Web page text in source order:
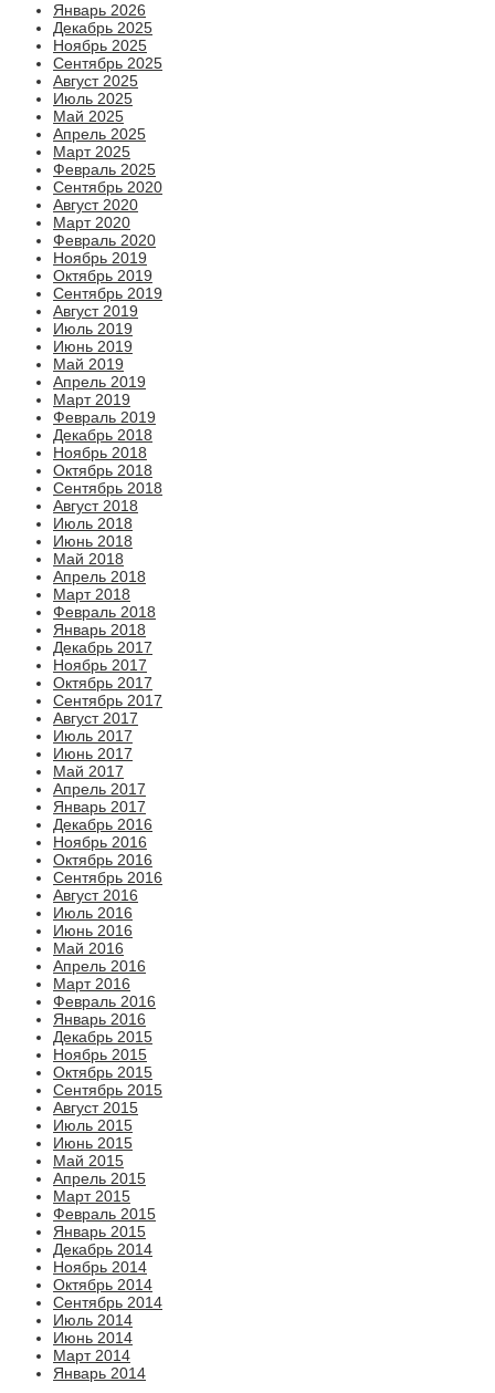
Январь 2026
Декабрь 2025
Ноябрь 2025
Сентябрь 2025
Август 2025
Июль 2025
Май 2025
Апрель 2025
Март 2025
Февраль 2025
Сентябрь 2020
Август 2020
Март 2020
Февраль 2020
Ноябрь 2019
Октябрь 2019
Сентябрь 2019
Август 2019
Июль 2019
Июнь 2019
Май 2019
Апрель 2019
Март 2019
Февраль 2019
Декабрь 2018
Ноябрь 2018
Октябрь 2018
Сентябрь 2018
Август 2018
Июль 2018
Июнь 2018
Май 2018
Апрель 2018
Март 2018
Февраль 2018
Январь 2018
Декабрь 2017
Ноябрь 2017
Октябрь 2017
Сентябрь 2017
Август 2017
Июль 2017
Июнь 2017
Май 2017
Апрель 2017
Январь 2017
Декабрь 2016
Ноябрь 2016
Октябрь 2016
Сентябрь 2016
Август 2016
Июль 2016
Июнь 2016
Май 2016
Апрель 2016
Март 2016
Февраль 2016
Январь 2016
Декабрь 2015
Ноябрь 2015
Октябрь 2015
Сентябрь 2015
Август 2015
Июль 2015
Июнь 2015
Май 2015
Апрель 2015
Март 2015
Февраль 2015
Январь 2015
Декабрь 2014
Ноябрь 2014
Октябрь 2014
Сентябрь 2014
Июль 2014
Июнь 2014
Март 2014
Январь 2014